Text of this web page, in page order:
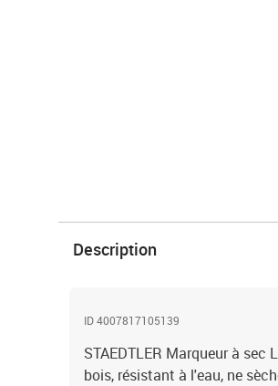
Description
ID 4007817105139
STAEDTLER Marqueur à
bois, résistant à l'eau, ne